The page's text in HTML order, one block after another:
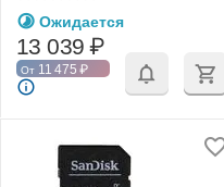
UHS-I U3 V30
Ожидается
13 039 ₽
От 11 475 ₽